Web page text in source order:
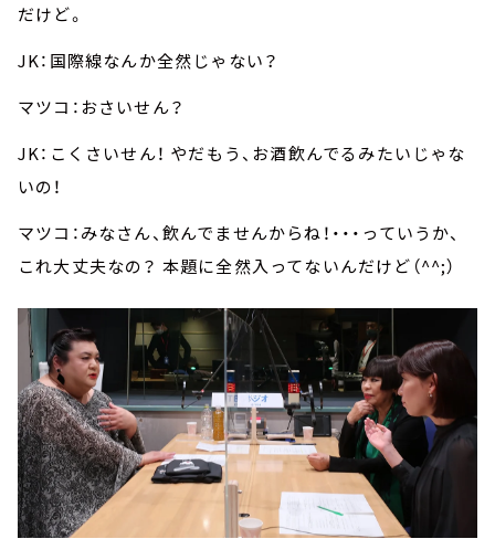
だけど。
JK：国際線なんか全然じゃない？
マツコ：おさいせん？
JK：こくさいせん！ やだもう、お酒飲んでるみたいじゃな
いの！
マツコ：みなさん、飲んでませんからね！・・・っていうか、
これ大丈夫なの？ 本題に全然入ってないんだけど（^^;）